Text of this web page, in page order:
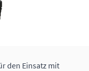
den Einsatz mit